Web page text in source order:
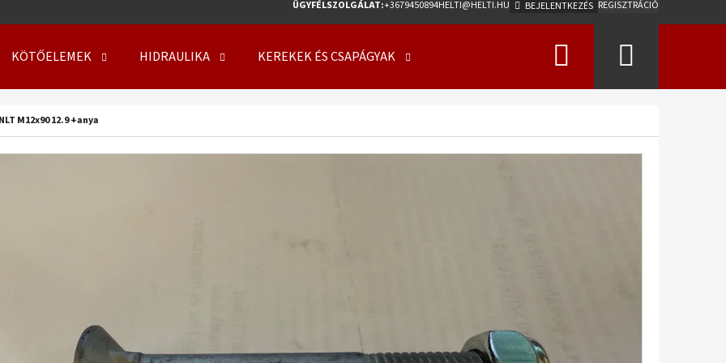
ÜGYFÉLSZOLGÁLAT:+3679450894HELTI@HELTI.HU BEJELENTKEZÉS REGISZTRÁCIÓ
KÖTŐELEMEK HIDRAULIKA KEREKEK ÉS CSAPÁGYAK Keresés
NLT M12x90 12.9 +anya
A8, FLOTATION 648 + 6X17.0/161/205 ET0
254 000 Ft